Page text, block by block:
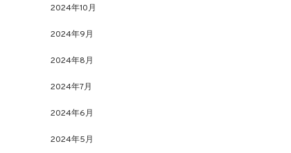
2024年10月
2024年9月
2024年8月
2024年7月
2024年6月
2024年5月